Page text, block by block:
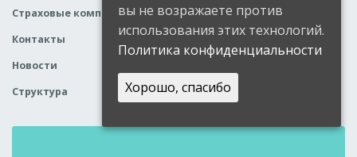
Страховые компании
Контакты
Новости
Структура
вы не возражаете против
использования этих технологий.
Политика конфиденциальности
Хорошо, спасибо